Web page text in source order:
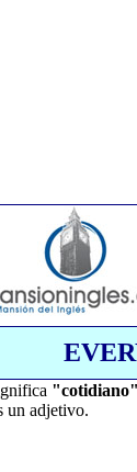
un adjetivo.